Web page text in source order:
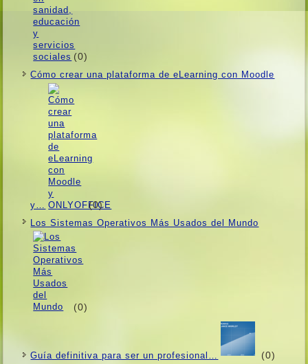
(0)
Cómo crear una plataforma de eLearning con Moodle
y… (0)
Los Sistemas Operativos Más Usados ​​del Mundo
(0)
Guí­a definitiva para ser un profesional… (0)